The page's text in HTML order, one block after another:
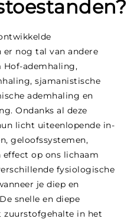
nog tal van andere
Hof-ademhaling,
sjamanistische
ademhaling en
Ondanks al deze
licht uiteenlopende in-
geloofssystemen,
effect op ons lichaam
fysiologische
je diep en
snelle en diepe
in het